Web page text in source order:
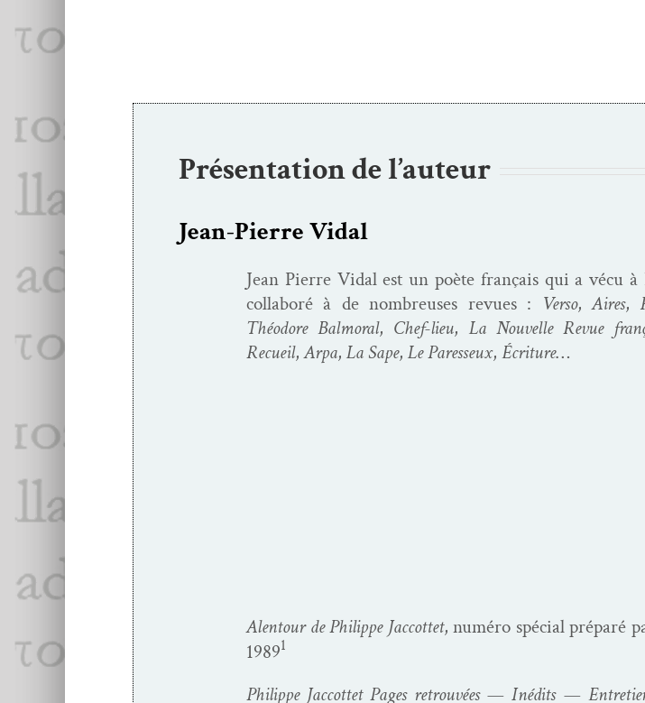
Présentation de l’auteur
Jean-Pierre Vidal
Jean Pierre Vidal est un poète français qui a vécu
col­laboré à de nom­breuses revues : Ver­so,Aires,
Théodore Bal­moral, Chef-lieu, La Nou­velle Revue
Recueil,Arpa, La Sape, Le Paresseux, Écri­t­ure…
Alen­tour de Philippe Jac­cot­tet, numéro spé­cial pré­paré
19891
Philippe Jac­cot­tet Pages retrou­vées — Inédits —